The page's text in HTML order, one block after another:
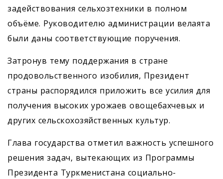
задействования сельхозтехники в полном
объёме. Руководителю администрации велаята
были даны соответствующие поручения.
Затронув тему поддержания в стране
продовольственного изобилия, Президент
страны распорядился приложить все усилия для
получения высоких урожаев овощебахчевых и
других сельскохозяйственных культур.
Глава государства отметил важность успешного
решения задач, вытекающих из Программы
Президента Туркменистана социально-